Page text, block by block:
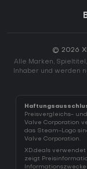
© 2026
Alle Marken,
Inhaber und werden
Preisvergleichs-
Valve Corporation
das Steam-Logo
Valve Corporation.
XD.deals
zeigt